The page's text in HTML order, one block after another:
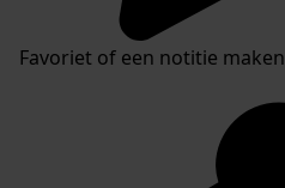
Favoriet of een notitie maken